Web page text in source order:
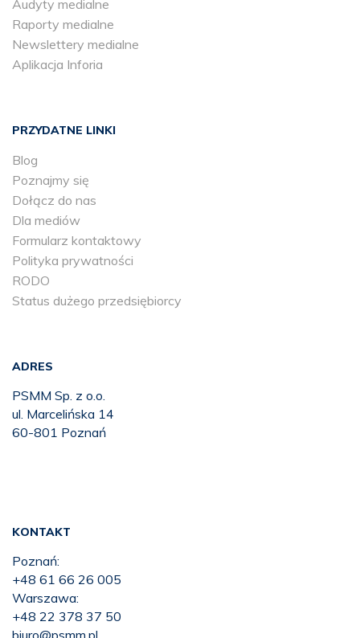
Audyty medialne
Raporty medialne
Newslettery medialne
Aplikacja Inforia
PRZYDATNE LINKI
Blog
Poznajmy się
Dołącz do nas
Dla mediów
Formularz kontaktowy
Polityka prywatności
RODO
Status dużego przedsiębiorcy
ADRES
PSMM Sp. z o.o.
ul. Marcelińska 14
60-801 Poznań
KONTAKT
Poznań:
+48 61 66 26 005
Warszawa:
+48 22 378 37 50